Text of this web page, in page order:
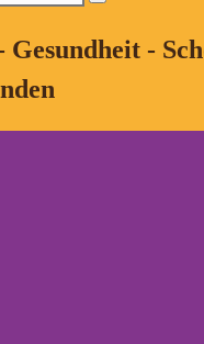
Gesundheit -